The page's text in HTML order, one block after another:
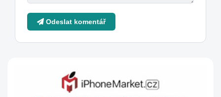
Odeslat komentář